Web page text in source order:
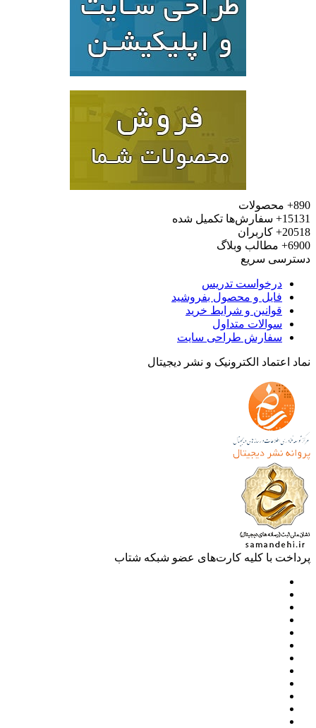
محصولات
سفارش‌ها تکمیل شده
کاربران
مطالب وبلاگ
سریع
درخواست تدریس
فایل و محصول بفروشید
قوانین و شرایط خرید
سوالات متداول
سفارش طراحی سایت
اعتماد الکترونیک و نشر دیجیتال
با کلیه کارت‌های عضو شبکه شتاب